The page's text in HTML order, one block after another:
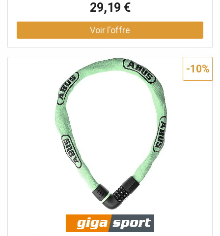
protection : IP 40 CL. IICouleur : TitaneDimensions :
93x56x60 mm
29,19 €
-10%